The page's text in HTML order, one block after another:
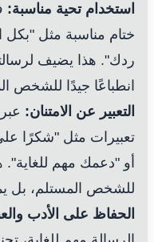
استخدام تحية مناسبة:
ختام مناسبة مثل "بكل
ردك". هذا يضيف
انطباعًا جيدًا للشخص
التعبير عن الامتنان:
تعبيرات مثل "شكرًا
أو "دعمك مهم
للشخص المستلم، بل
الحفاظ على الأدب